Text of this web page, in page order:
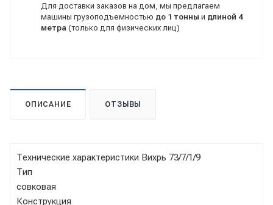
Для доставки заказов на дом, мы предлагаем
машины грузоподъемностью до 1 тонны и длиной 4
метра (только для физических лиц)
ОПИСАНИЕ ОТЗЫВЫ
Технические характеристики Вихрь 73/7/1/9
Тип
совковая
Конструкция